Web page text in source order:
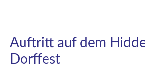
Auftritt auf dem
Dorffest